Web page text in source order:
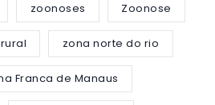
zoonoses Zoonose
zona norte do rio
Franca de Manaus